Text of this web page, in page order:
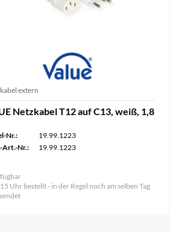
extern
Netzkabel T12 auf C13, weiß, 1,8
Nr.:
19.99.1223
Art.-Nr.:
19.99.1223
Uhr bestellt - in der Regel noch am selben Tag